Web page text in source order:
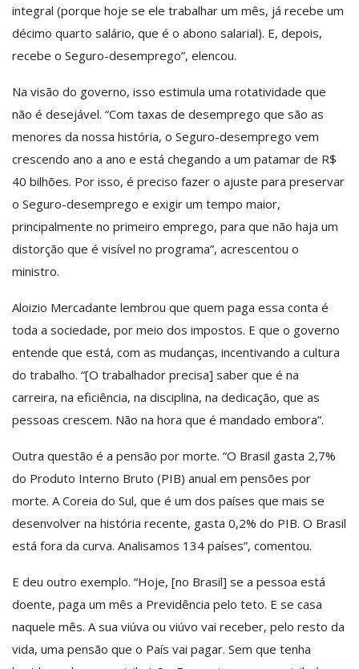
integral (porque hoje se ele trabalhar um mês, já recebe um
décimo quarto salário, que é o abono salarial). E, depois,
recebe o Seguro-desemprego”, elencou.
Na visão do governo, isso estimula uma rotatividade que
não é desejável. “Com taxas de desemprego que são as
menores da nossa história, o Seguro-desemprego vem
crescendo ano a ano e está chegando a um patamar de R$
40 bilhões. Por isso, é preciso fazer o ajuste para preservar
o Seguro-desemprego e exigir um tempo maior,
principalmente no primeiro emprego, para que não haja um
distorção que é visível no programa”, acrescentou o
ministro.
Aloizio Mercadante lembrou que quem paga essa conta é
toda a sociedade, por meio dos impostos. E que o governo
entende que está, com as mudanças, incentivando a cultura
do trabalho. “[O trabalhador precisa] saber que é na
carreira, na eficiência, na disciplina, na dedicação, que as
pessoas crescem. Não na hora que é mandado embora”.
Outra questão é a pensão por morte. “O Brasil gasta 2,7%
do Produto Interno Bruto (PIB) anual em pensões por
morte. A Coreia do Sul, que é um dos países que mais se
desenvolver na história recente, gasta 0,2% do PIB. O Brasil
está fora da curva. Analisamos 134 países”, comentou.
E deu outro exemplo. “Hoje, [no Brasil] se a pessoa está
doente, paga um mês a Previdência pelo teto. E se casa
naquele mês. A sua viúva ou viúvo vai receber, pelo resto da
vida, uma pensão que o País vai pagar. Sem que tenha